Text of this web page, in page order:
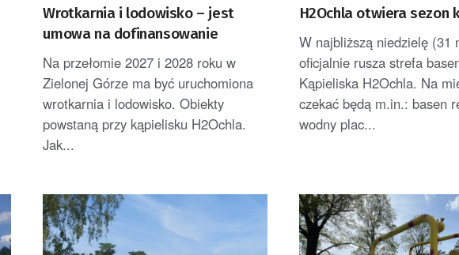
Wrotkarnia i lodowisko – jest
umowa na dofinansowanie
Na przełomie 2027 i 2028 roku w
Zielonej Górze ma być uruchomiona
wrotkarnia i lodowisko. Obiekty
powstaną przy kąpielisku H2Ochla.
Jak...
H2Ochla otwiera sezon
W najbliższą niedzielę (31
oficjalnie rusza strefa
Kąpieliska H2Ochla. Na
czekać będą m.in.: basen
wodny plac...